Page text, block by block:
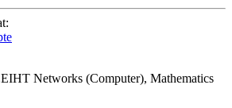
:
Networks (Computer), Mathematics